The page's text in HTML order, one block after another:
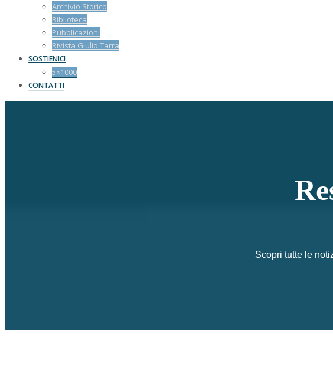
Archivio Storico
Biblioteca
Pubblicazioni
Rivista Giulio Tarra
SOSTIENICI
5×1000
CONTATTI
Scopri tutte le